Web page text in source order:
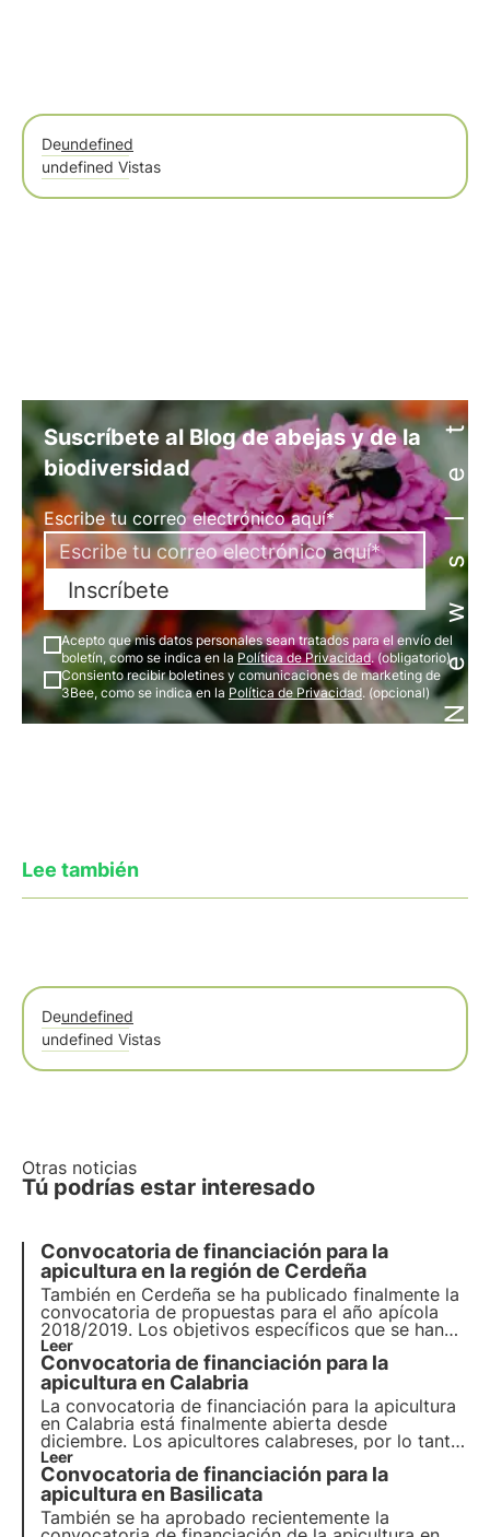
Deundefined
undefined Vistas
Newsletter
Suscríbete al Blog de abejas y de la
biodiversidad
Escribe tu correo electrónico aquí*
Inscríbete
Acepto que mis datos personales sean tratados para el envío del
boletín, como se indica en la Política de Privacidad. (obligatorio)
Consiento recibir boletines y comunicaciones de marketing de
3Bee, como se indica en la Política de Privacidad. (opcional)
Lee también
Deundefined
undefined Vistas
Otras noticias
Tú podrías estar interesado
Convocatoria de financiación para la
apicultura en la región de Cerdeña
También en Cerdeña se ha publicado finalmente la
convocatoria de propuestas para el año apícola
2018/2019. Los objetivos específicos que se han
fijado pretenden aumentar la eficacia y la
comercialización de los productos apícolas.
Convocatoria de ayudas a la apicultura en la
región de Cerdeña
Leer
Convocatoria de financiación para la
apicultura en Calabria
La convocatoria de financiación para la apicultura
en Calabria está finalmente abierta desde
diciembre. Los apicultores calabreses, por lo tanto,
ahora también pueden presentar solicitudes para
sus actividades apícolas. La nueva convocatoria
de financiación se aprobó con el objetivo de
mejorar la actividad apícola en Calabria.
Leer
Convocatoria de financiación para la
apicultura en Basilicata
También se ha aprobado recientemente la